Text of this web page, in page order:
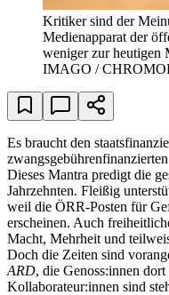
Kritiker sind der
Medienapparat der
weniger zur heutigen
IMAGO /
Es braucht den
Dieses Mantra predigt die
Jahrzehnten. Fleißig
weil die ÖRR-Posten für
erscheinen. Auch
Macht, Mehrheit und
Doch die Zeiten sind
ARD, die Genoss:innen
Kollaborateur:innen sind